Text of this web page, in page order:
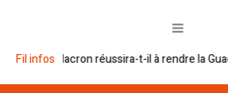
Fil infos
Le plan Macron réussira-t-il à rendre la